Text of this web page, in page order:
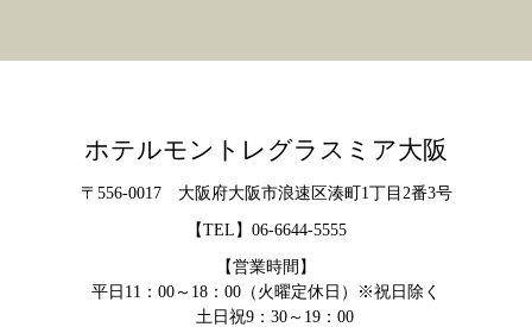
ホテルモントレグラスミア大阪
〒556-0017 大阪府大阪市浪速区湊町1丁目2番3号
【TEL】 06-6644-5555
【営業時間】
平日11：00～18：00（火曜定休日）※祝日除く
土日祝9：30～19：00